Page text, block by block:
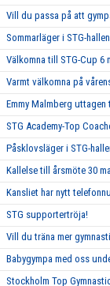
Vill du passa på att
Sommarläger i STG-
Välkomna till STG-Cup 6
Varmt välkomna på
Emmy Malmberg
STG Academy-Top
Påsklovsläger i STG-
Kallelse till årsmöte 30
Kansliet har nytt
STG supportertröja!
Vill du träna mer
Babygympa med oss
Stockholm Top